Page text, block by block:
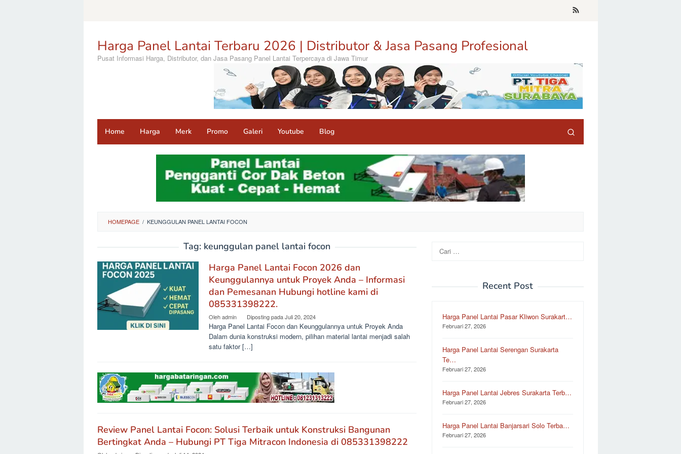
Harga Panel Lantai Terbaru 2026 | Distributor & Jasa Pasang Profesional
Pusat Informasi Harga, Distributor, dan Jasa Pasang Panel Lantai Terpercaya di Jawa Timur
Home Harga Merk Promo Galeri Youtube Blog
HOMEPAGE / KEUNGGULAN PANEL LANTAI FOCON
Tag: keunggulan panel lantai focon
Harga Panel Lantai Focon 2026 dan
Keunggulannya untuk Proyek Anda – Informasi
dan Pemesanan Hubungi hotline kami di
085331398222.
Olehadmin Diposting padaJuli 20, 2024
Harga Panel Lantai Focon dan Keunggulannya untuk Proyek Anda
Dalam dunia konstruksi modern, pilihan material lantai menjadi salah
satu faktor […]
Review Panel Lantai Focon: Solusi Terbaik untuk Konstruksi Bangunan
Bertingkat Anda – Hubungi PT Tiga Mitracon Indonesia di 085331398222
Cari
untuk:
Recent Post
Harga Panel Lantai Pasar Kliwon Surakart…
Februari 27, 2026
Harga Panel Lantai Serengan Surakarta
Te…
Februari 27, 2026
Harga Panel Lantai Jebres Surakarta Terb…
Februari 27, 2026
Harga Panel Lantai Banjarsari Solo Terba…
Februari 27, 2026